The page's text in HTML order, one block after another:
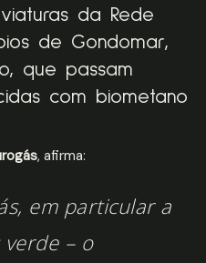
da Rede
de Gondomar,
que passam
com biometano
, afirma:
em particular a
– o